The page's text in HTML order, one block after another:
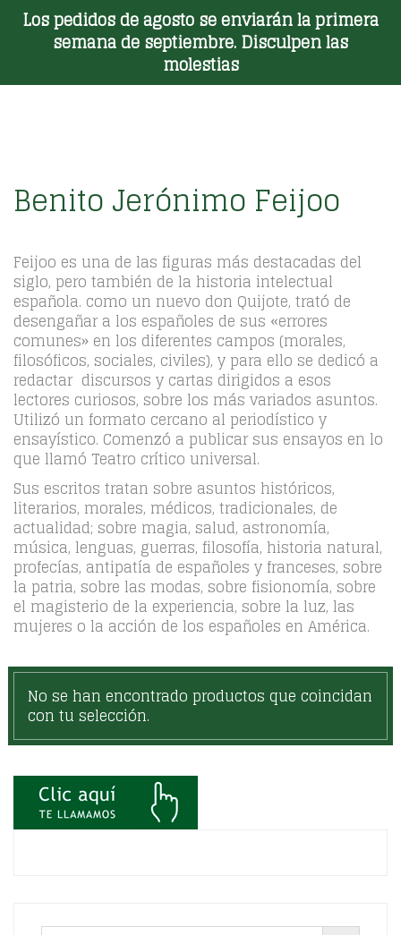
Los pedidos de agosto se enviarán la primera
semana de septiembre. Disculpen las
molestias
Toggle Menu
Benito Jerónimo Feijoo
Feijoo es una de las figuras más destacadas del
siglo, pero también de la historia intelectual
española. como un nuevo don Quijote, trató de
desengañar a los españoles de sus «errores
comunes» en los diferentes campos (morales,
filosóficos, sociales, civiles), y para ello se dedicó a
redactar discursos y cartas dirigidos a esos
lectores curiosos, sobre los más variados asuntos.
Utilizó un formato cercano al periodístico y
ensayístico. Comenzó a publicar sus ensayos en lo
que llamó Teatro crítico universal.
Sus escritos tratan sobre asuntos históricos,
literarios, morales, médicos, tradicionales, de
actualidad; sobre magia, salud, astronomía,
música, lenguas, guerras, filosofía, historia natural,
profecías, antipatía de españoles y franceses, sobre
la patria, sobre las modas, sobre fisionomía, sobre
el magisterio de la experiencia, sobre la luz, las
mujeres o la acción de los españoles en América.
No se han encontrado productos que coincidan
con tu selección.